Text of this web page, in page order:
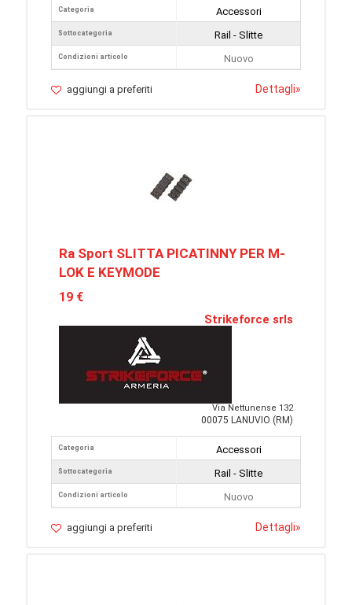
Categoria
Sottocategoria
Condizioni articolo
Accessori
Rail - Slitte
Nuovo
aggiungi a preferiti Dettagli»
Ra Sport SLITTA PICATINNY PER M-
LOK E KEYMODE
19 €
Strikeforce srls
Via Nettunense 132
00075 LANUVIO (RM)
Categoria
Sottocategoria
Condizioni articolo
Accessori
Rail - Slitte
Nuovo
aggiungi a preferiti Dettagli»